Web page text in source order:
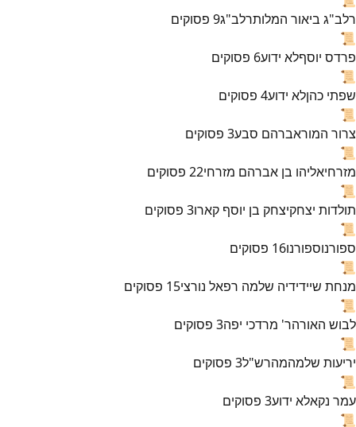
רלב"ג ביאור המלותרלב"ג9 פסוקים
📜
פרדס יוסףלא ידוע6 פסוקים
📜
שפתי כהןלא ידוע4 פסוקים
📜
צרור המוראברהם סבע3 פסוקים
📜
מזרחיאליהו בן אברהם מזרחי22 פסוקים
📜
תולדות יצחקיצחק בן יוסף קארו3 פסוקים
📜
ספורנוספורנו16 פסוקים
📜
מנחת שיידידיה שלמה רפאל נורצי15 פסוקים
📜
לבוש האורהר' מרדכי יפה3 פסוקים
📜
יריעות שלמהמהרש"ל3 פסוקים
📜
עמר נקאלא ידוע3 פסוקים
📜